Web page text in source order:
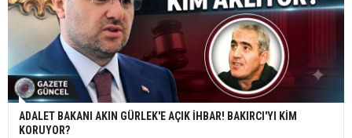
ADALET BAKANI AKIN GÜRLEK'E AÇIK İHBAR! BAKIRCI'YI KİM
KORUYOR?